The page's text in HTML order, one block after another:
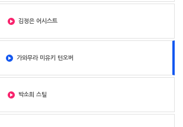
김정은 어시스트
가와무라 미유키 턴오버
박소희 스틸